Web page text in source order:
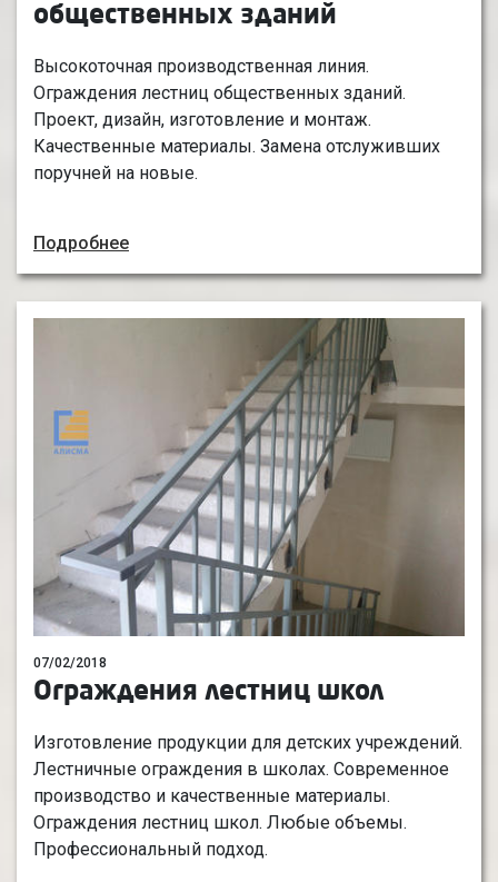
общественных зданий
Высокоточная производственная линия.
Ограждения лестниц общественных зданий.
Проект, дизайн, изготовление и монтаж.
Качественные материалы. Замена отслуживших
поручней на новые.
Подробнее
07/02/2018
Ограждения лестниц школ
Изготовление продукции для детских учреждений.
Лестничные ограждения в школах. Современное
производство и качественные материалы.
Ограждения лестниц школ. Любые объемы.
Профессиональный подход.